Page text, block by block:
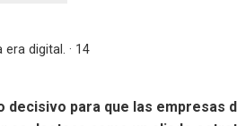
digital. · 14
para que las empresas